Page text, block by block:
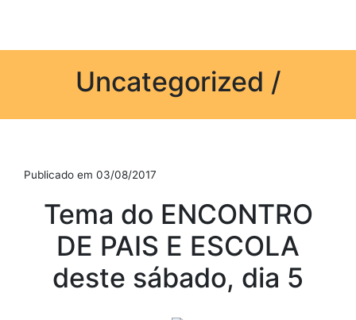
Uncategorized /
Publicado em 03/08/2017
Tema do ENCONTRO
DE PAIS E ESCOLA
deste sábado, dia 5